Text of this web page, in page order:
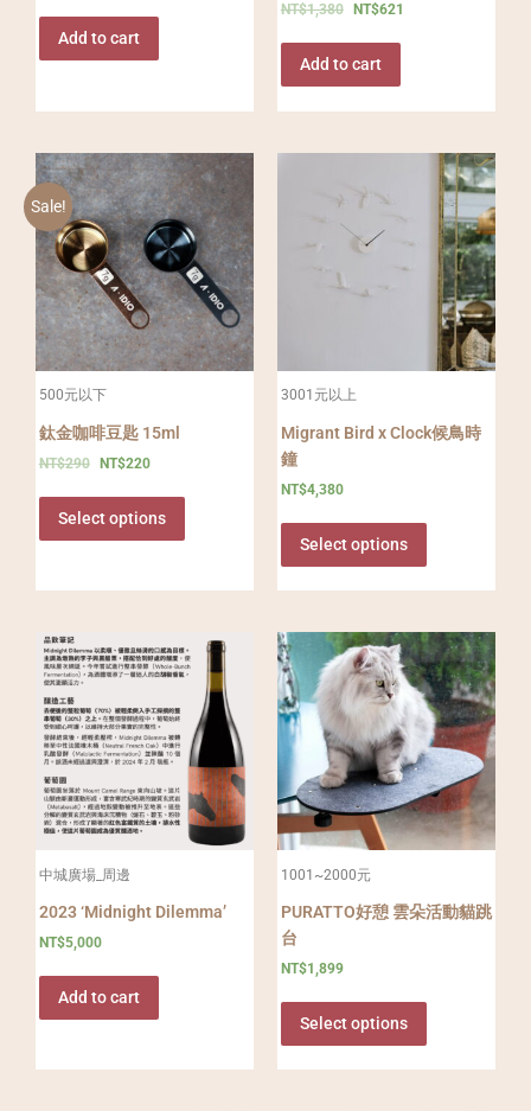
Add to cart
NT$1,380 NT$621
Add to cart
Sale!
500元以下
鈦金咖啡豆匙 15ml
NT$290 NT$220
Select options
3001元以上
Migrant Bird x Clock候鳥時
鐘
NT$4,380
Select options
中城廣場_周邊
2023 ‘Midnight Dilemma’
NT$5,000
Add to cart
1001~2000元
PURATTO好憩 雲朵活動貓跳
台
NT$1,899
Select options